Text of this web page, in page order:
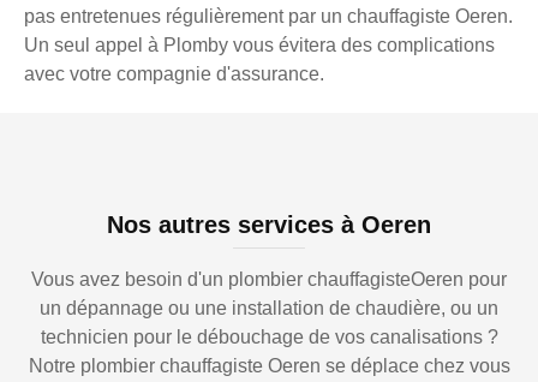
pas entretenues régulièrement par un chauffagiste Oeren.
Un seul appel à Plomby vous évitera des complications
avec votre compagnie d'assurance.
Nos autres services à Oeren
Vous avez besoin d'un plombier chauffagisteOeren pour
un dépannage ou une installation de chaudière, ou un
technicien pour le débouchage de vos canalisations ?
Notre plombier chauffagiste Oeren se déplace chez vous